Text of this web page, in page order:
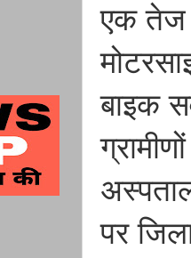
एक तेज
बाइक
पर